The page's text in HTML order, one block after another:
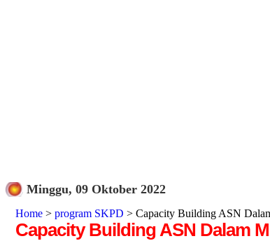
Minggu, 09 Oktober 2022
Home > program SKPD > Capacity Building ASN
Capacity Building ASN Dalam